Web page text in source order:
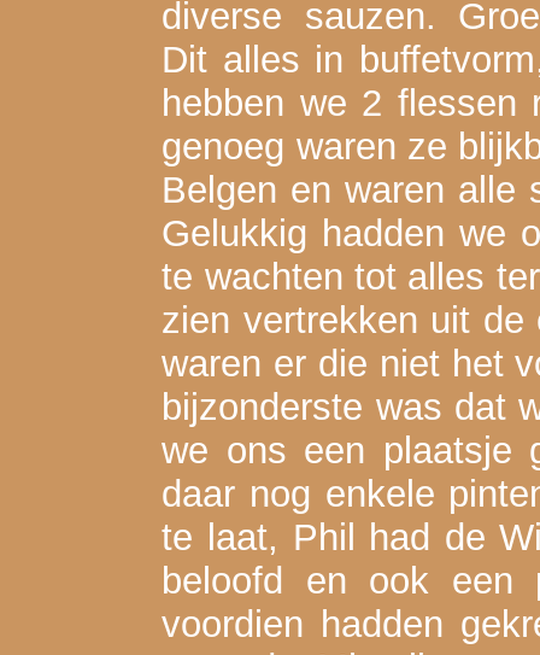
diverse sauzen.
Dit alles in
hebben we 2 flessen
genoeg waren ze
Belgen en waren alle
Gelukkig hadden we
te wachten tot alles
zien vertrekken uit
waren er die niet het
bijzonderste was dat
we ons een plaatsje
daar nog enkele
te laat, Phil had de
beloofd en ook een
voordien hadden